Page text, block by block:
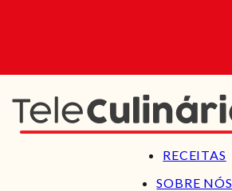
RECEITAS
SOBRE NÓS